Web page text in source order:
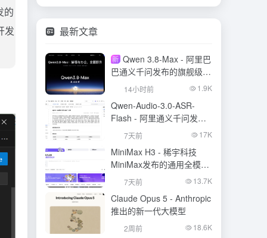
的
发
最新文章
新 Qwen 3.8-Max - 阿里巴
巴通义千问发布的旗舰级大
模型14小时前 1.9K
Qwen-Audio-3.0-ASR-
Flash - 阿里通义千问发布
的语音识别大模型
7天前 17K
MiniMax H3 - 稀宇科技
MiniMax发布的通用全模态
生成模型
7天前 13.7K
Claude Opus 5 - Anthropic
推出的新一代大模型
2周前 18.6K